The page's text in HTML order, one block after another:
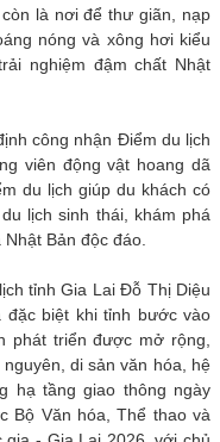
là nơi để thư giãn, nạp
nóng và xông hơi kiểu
nghiệm đậm chất Nhật
công nhận Điểm du lịch
viên động vật hoang dã
du lịch giúp du khách có
lịch sinh thái, khám phá
Bản độc đáo.
tỉnh Gia Lai Đỗ Thị Diệu
đặc biệt khi tỉnh bước vào
phát triển được mở rộng,
di sản văn hóa, hệ
hạ tầng giao thông ngày
Bộ Văn hóa, Thể thao và